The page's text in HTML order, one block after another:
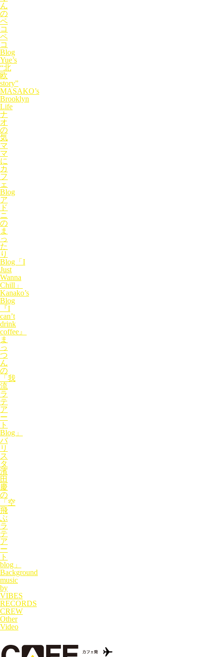
ん
の
ペ
コ
ペ
コ
Blog
Yue’s
“北
欧
story”
MASAKO’s
Brooklyn
Life
ナ
オ
の
気
マ
マ
に
カ
フ
ェ
Blog
ア
ド
ニ
の
ま
っ
た
り
Blog「I
Just
Wanna
Chill」
Kanako’s
Blog
『I
can’t
drink
coffee』
ま
っ
つ
ん
の
「我
流
ラ
テ
ア
ー
ト
Blog」
バ
リ
ス
タ
濱
田
慶
の
「空
飛
ぶ
ラ
テ
ア
ー
ト
blog」
Background
music
by
VIBES
RECORDS
CREW
Other
Video